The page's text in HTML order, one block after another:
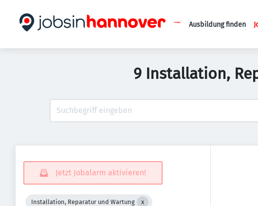
Ausbildung finden
9 Installation,
Jetzt Jobalarm aktivieren!
Installation, Reparatur und Wartung